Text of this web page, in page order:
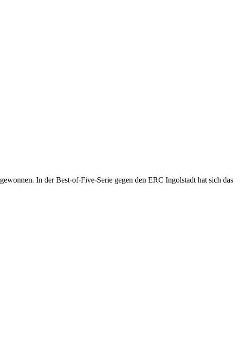
gewonnen. In der Best-of-Five-Serie gegen den ERC Ingolstadt hat sich das